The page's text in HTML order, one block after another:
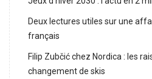
Deux lectures utiles sur une
français
Filip Zubčić chez Nordica : les
changement de skis